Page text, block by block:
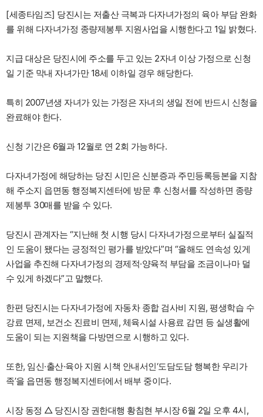
[세종타임즈] 당진시는 저출산 극복과 다자녀가정의 육아 부담 완화
를 위해 다자녀가정 종량제봉투 지원사업을 시행한다고 1일 밝혔다.
지급 대상은 당진시에 주소를 두고 있는 2자녀 이상 가정으로 신청
일 기준 막내 자녀가만 18세 이하일 경우 해당한다.
특히 2007년생 자녀가 있는 가정은 자녀의 생일 전에 반드시 신청을
완료해야 한다.
신청 기간은 6월과 12월로 연 2회 가능하다.
다자녀가정에 해당하는 당진 시민은 신분증과 주민등록등본을 지참
해 주소지 읍면동 행정복지센터에 방문 후 신청서를 작성하면 종량
제봉투 30매를 받을 수 있다.
당진시 관계자는 “지난해 첫 시행 당시 다자녀가정으로부터 실질적
인 도움이 됐다는 긍정적인 평가를 받았다”며 “올해도 연속성 있게
사업을 추진해 다자녀가정의 경제적·양육적 부담을 조금이나마 덜
수 있게 하겠다”고 말했다.
한편 당진시는 다자녀가정에 자동차 종합 검사비 지원, 평생학습 수
강료 면제, 보건소 진료비 면제, 체육시설 사용료 감면 등 실생활에
도움이 되는 지원책을 다방면으로 시행하고 있다.
또한, 임신·출산·육아 지원 시책 안내서인‘도담도담 행복한 우리가
족’을 읍면동 행정복지센터에서 배부 중이다.
시장 동정 △ 당진시장 권한대행 황침현 부시장 6월 2일 오후 4시,